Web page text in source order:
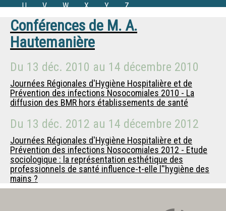
U
V W X Y Z
Conférences de M. A.
Hautemanière
Du 13 déc. 2010 au 14 décembre 2010
Journées Régionales d'Hygiène Hospitalière et de
Prévention des infections Nosocomiales 2010 - La
diffusion des BMR hors établissements de santé
Du 13 déc. 2012 au 14 décembre 2012
Journées Régionales d'Hygiène Hospitalière et de
Prévention des infections Nosocomiales 2012 - Etude
sociologique : la représentation esthétique des
professionnels de santé influence-t-elle l''hygiène des
mains ?